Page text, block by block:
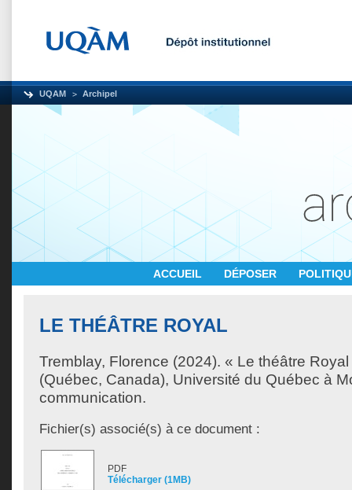
UQAM Archipel
ACCUEIL DÉPOSER
LE THÉÂTRE ROYAL
Tremblay, Florence (2024). « Le théâtre
(Québec, Canada), Université du Québec à
communication.
Fichier(s) associé(s) à ce document :
PDF
Télécharger (1MB)